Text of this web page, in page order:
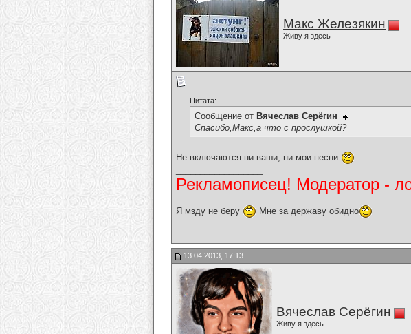
Макс Железякин
Живу я здесь
Цитата:
Сообщение от Вячеслав Серёгин
Спасибо,Макс,а что с прослушкой?
Не включаются ни ваши, ни мои песни.
Рекламописец! Модератор -
Я мзду не беру Мне за державу обидно
13.04.2013, 17:13
Вячеслав Серёгин
Живу я здесь